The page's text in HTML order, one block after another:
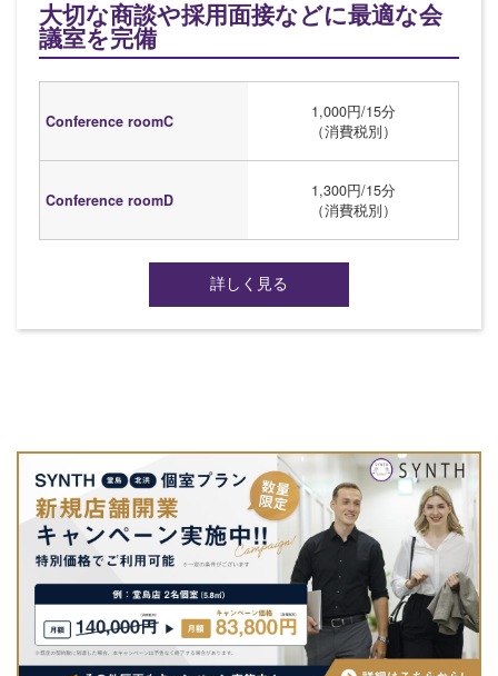
大切な商談や採用面接などに最適な会
議室を完備
Conference roomC
1,000円/15分
（消費税別）
Conference roomD
1,300円/15分
（消費税別）
詳しく見る